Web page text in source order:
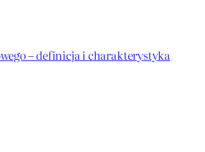
– definicja i charakterystyka